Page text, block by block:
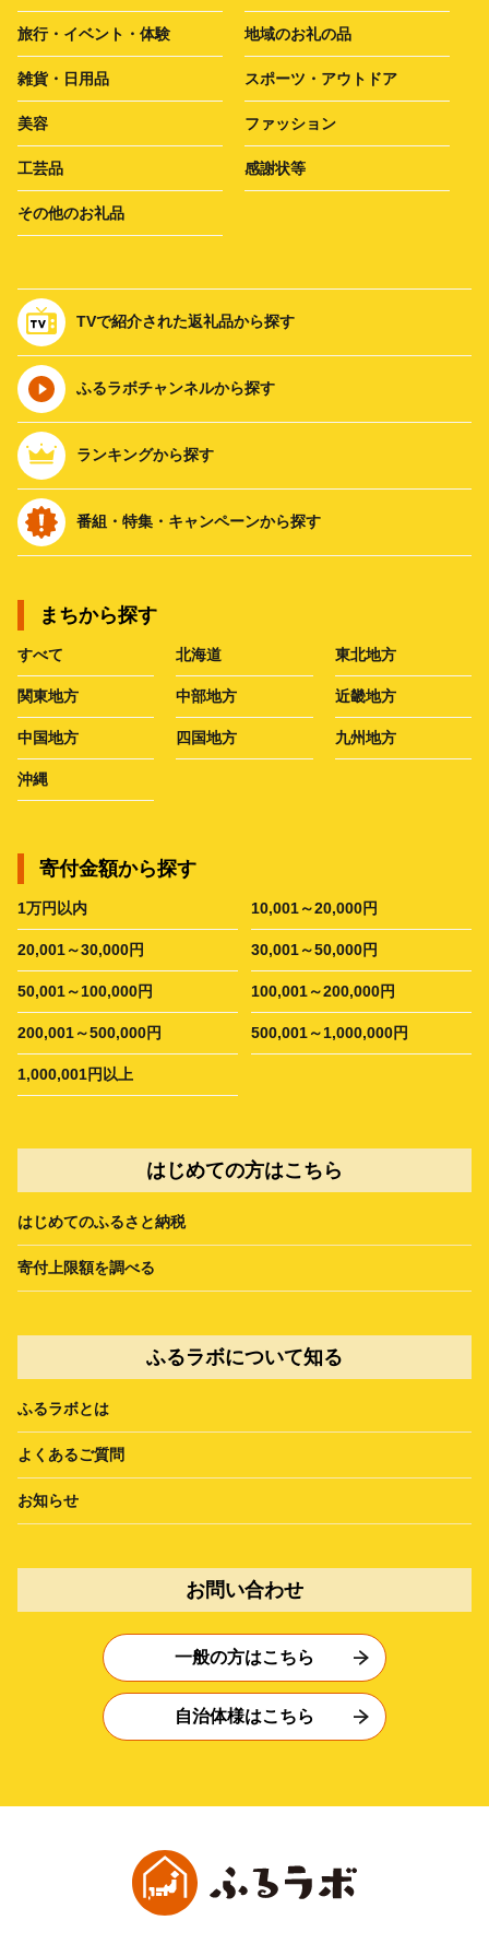
旅行・イベント・体験 地域のお礼の品
雑貨・日用品 スポーツ・アウトドア
美容 ファッション
工芸品 感謝状等
その他のお礼品
TVで紹介された返礼品から探す
ふるラボチャンネルから探す
ランキングから探す
番組・特集・キャンペーンから探す
まちから探す
すべて 北海道 東北地方
関東地方 中部地方 近畿地方
中国地方 四国地方 九州地方
沖縄
寄付金額から探す
1万円以内 10,001～20,000円
20,001～30,000円 30,001～50,000円
50,001～100,000円 100,001～200,000円
200,001～500,000円 500,001～1,000,000円
1,000,001円以上
はじめての方はこちら
はじめてのふるさと納税
寄付上限額を調べる
ふるラボについて知る
ふるラボとは
よくあるご質問
お知らせ
お問い合わせ
一般の方はこちら
自治体様はこちら